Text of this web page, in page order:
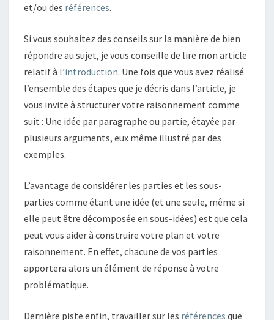
et/ou des références.
Si vous souhaitez des conseils sur la manière de bien
répondre au sujet, je vous conseille de lire mon article
relatif à l’introduction. Une fois que vous avez réalisé
l’ensemble des étapes que je décris dans l’article, je
vous invite à structurer votre raisonnement comme
suit : Une idée par paragraphe ou partie, étayée par
plusieurs arguments, eux même illustré par des
exemples.
L’avantage de considérer les parties et les sous-
parties comme étant une idée (et une seule, même si
elle peut être décomposée en sous-idées) est que cela
peut vous aider à construire votre plan et votre
raisonnement. En effet, chacune de vos parties
apportera alors un élément de réponse à votre
problématique.
Dernière piste enfin, travailler sur les références que